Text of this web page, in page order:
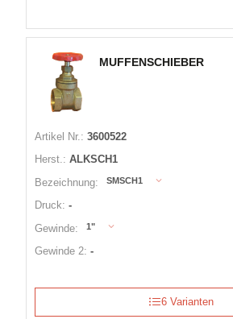
MUFFENSCHIEBER
Artikel Nr.: 3600522
Herst.: ALKSCH1
Bezeichnung:
SMSCH1
Druck: -
Gewinde:
1"
Gewinde 2: -
6 Varianten